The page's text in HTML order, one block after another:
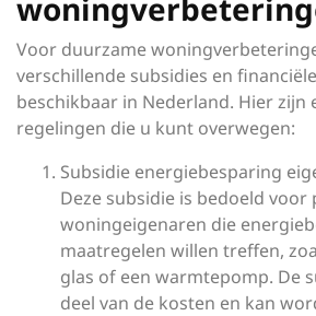
Voor duurzame
verschillende subsidies en
beschikbaar in Nederland. Hier zijn
regelingen die u kunt overwegen:
Subsidie energiebesparing
Deze subsidie is bedoeld
woningeigenaren die
maatregelen willen treffen,
glas of een warmtepomp. De
deel van de kosten en kan